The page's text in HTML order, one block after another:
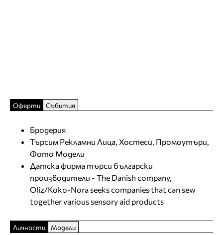
Оферти Събития
Бродерия
Търсим Рекламни Лица, Хостеси, Промоутъри,
Фото Модели
Датска фирма търси български
производители - The Danish company,
Oliz/Koko-Nora seeks companies that can sew
together various sensory aid products
Личности Модели